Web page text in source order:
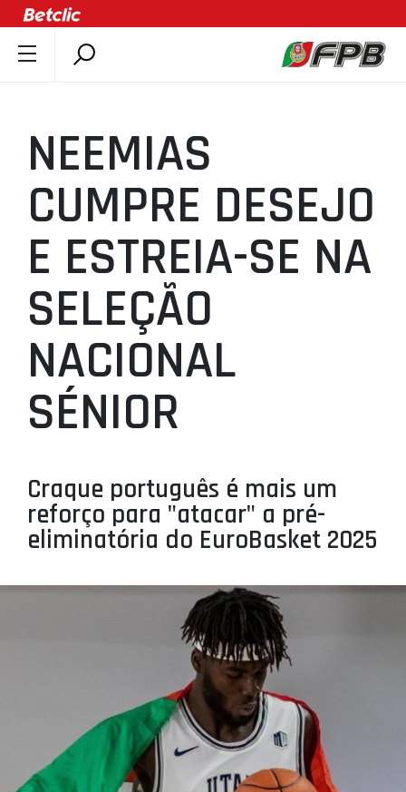
ÚLTIMAS
COMPETIÇÕES
ASSOCIAÇÕES
CLUBES
AGENTES
AGENDA
SELEÇÕES
MINIBASQUETE
ÁREA TÉCNICA
PROJETOS
LIGA BETCLIC FEMININA
NEEMIAS
CUMPRE DESEJO
E ESTREIA-SE NA
SELEÇÃO
NACIONAL
SÉNIOR
Craque português é mais um
reforço para "atacar" a pré-
eliminatória do EuroBasket 2025